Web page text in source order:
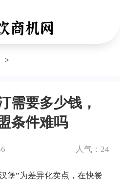
>
需要多少钱，
条件难吗
人气：24
”为差异化卖点，在快餐